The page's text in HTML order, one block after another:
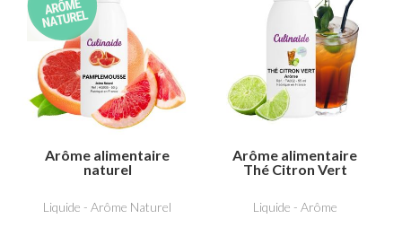
Arôme alimentaire
naturel
Liquide - Arôme Naturel
Arôme alimentaire
Thé Citron Vert
Liquide - Arôme